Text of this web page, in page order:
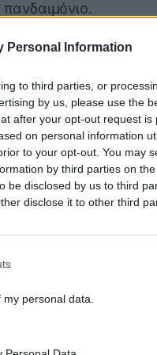
Personal Information
to third parties, or
by us, please use the
after your opt-out request is
on personal information
to your opt-out. You may
by third parties on the
be disclosed by us to third
disclose it to other third
personal data.
καθώς παίκτες,
χώρες της
Μαδρίτης από
να «βράζει» από όσα
Δημήτρης
της ΚΑΕ
της διοίκησης της
της
ότι κάτι σάπιο
Δημήτρη
τον… τρελό με το
βαριά πρόστιμα στον